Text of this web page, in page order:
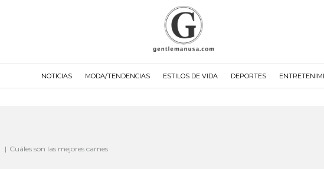
NOTICIAS MODA/TENDENCIAS ESTILOS DE VIDA DEPORTES
Cuáles son las mejores carnes